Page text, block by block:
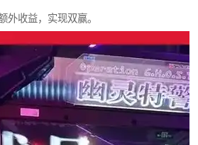
外收益，实现双赢。